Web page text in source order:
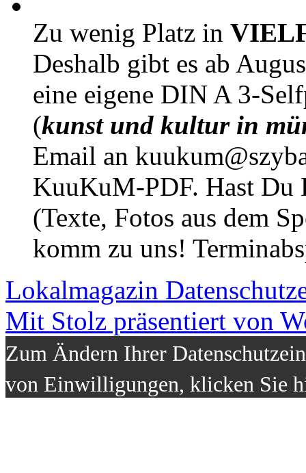
Zu wenig Platz in
Deshalb gibt es ab
eine eigene DIN A 3-
(kunst und kultur in
Email an
KuuKuM-PDF. Hast Du
(Texte, Fotos aus dem
komm zu uns!
Lokalmagazin
Mit Stolz präsentiert von
Zum Ändern Ihrer
von Einwilligungen, klicken Sie